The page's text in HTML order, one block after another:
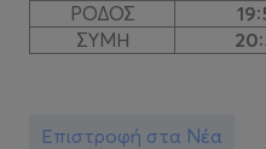
ΡΟΔΟΣ
ΣΥΜΗ
Επιστροφή στα Νέα